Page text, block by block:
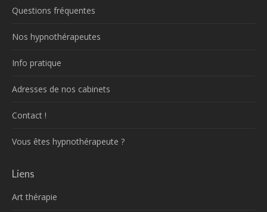
Questions fréquentes
Nos hypnothérapeutes
Info pratique
Adresses de nos cabinets
Contact !
Vous êtes hypnothérapeute ?
Liens
Art thérapie